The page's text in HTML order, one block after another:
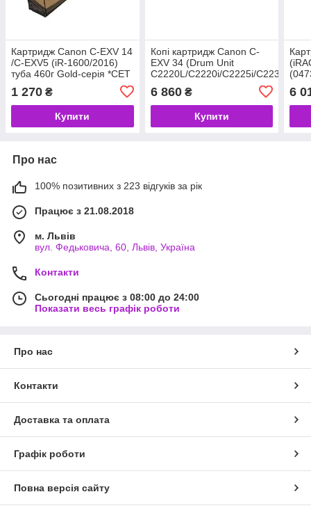
Картридж Canon C-EXV 14
/C-EXV5 (iR-1600/2016)
туба 460г Gold-серія *CET
(CET4483U) (код 118437)
1 270 ₴
Купити
Копі картридж Canon C-
EXV 34 (Drum Unit
C2220L/C2220i/C2225i/C2230)
43kpg Black (код 76269)
6 860₴
Купити
6
Про нас
100% позитивних з 223 відгуків за рік
Працює з 21.08.2018
м. Львів
вул. Федьковича, 60, Львів, Україна
Контакти
Сьогодні працює з 08:00 до 24:00
Показати весь графік роботи
Про нас
Контакти
Доставка та оплата
Графік роботи
Повна версія сайту